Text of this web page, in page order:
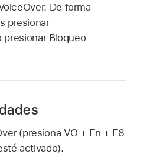
De forma
presionar
presionar Bloqueo
(presiona VO + Fn + F8
activado).